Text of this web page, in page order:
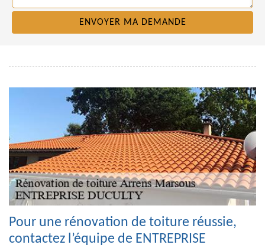
Pour une rénovation de toiture réussie,
contactez l’équipe de ENTREPRISE